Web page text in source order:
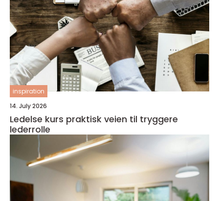
inspiration
14. July 2026
Ledelse kurs praktisk veien til tryggere
lederrolle